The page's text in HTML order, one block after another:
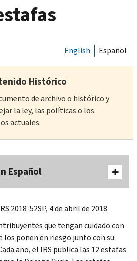
English Español
Histórico
de archivo o histórico y
la ley, las políticas o los
actuales.
Español
2018-52SP, 4 de abril de 2018
que tengan cuidado con
los ponen en riesgo junto con su
año, el IRS publica las 12 estafas